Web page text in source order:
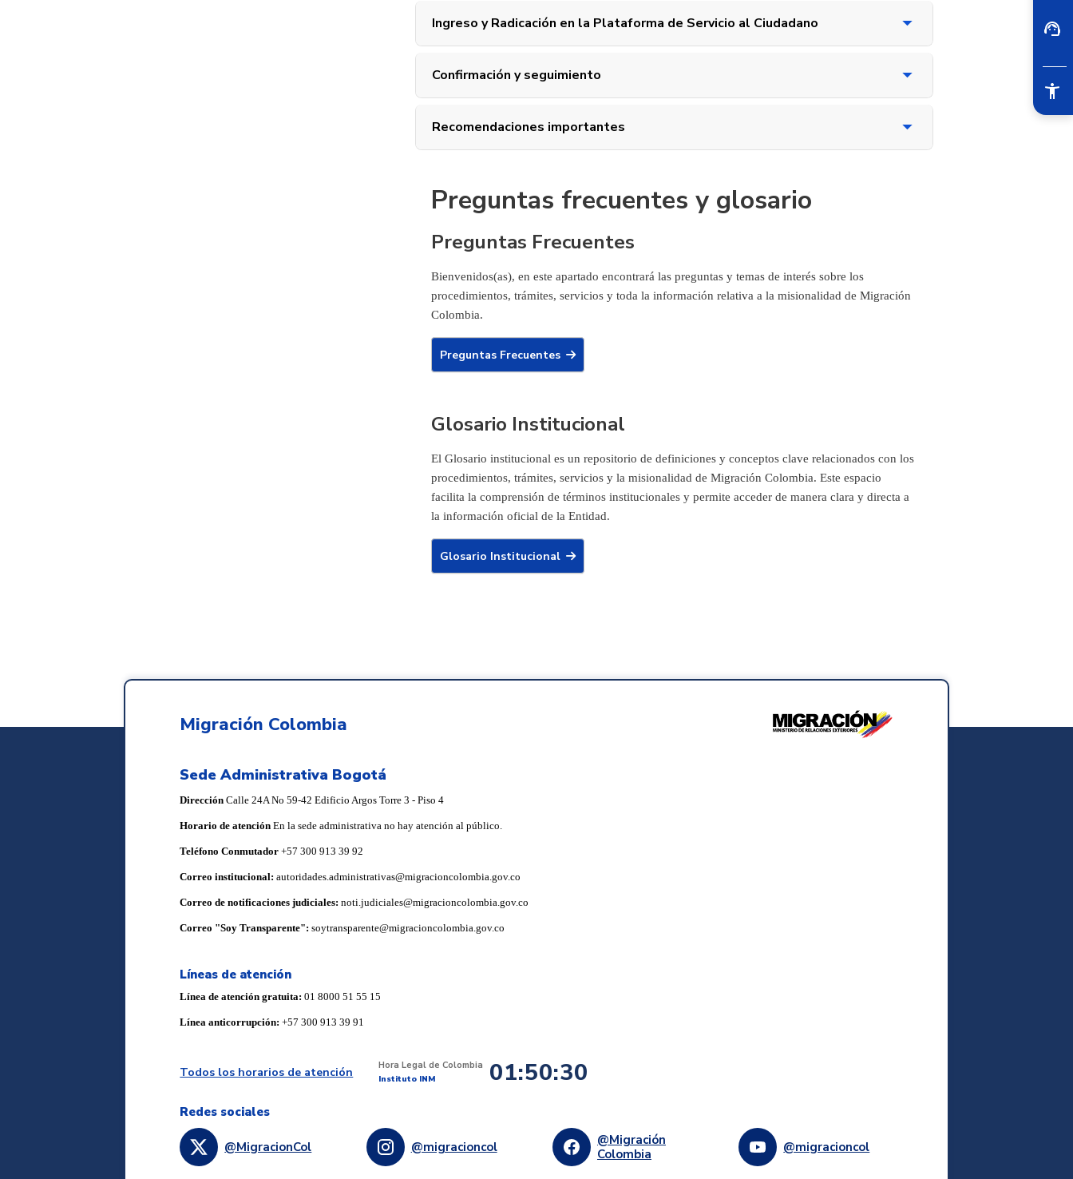
Ingreso y Radicación en la Plataforma de Servicio al Ciudadano
Confirmación y seguimiento
Recomendaciones importantes
Preguntas frecuentes y glosario
Preguntas Frecuentes
Bienvenidos(as), en este apartado encontrará las preguntas y temas de interés sobre los
procedimientos, trámites, servicios y toda la información relativa a la misionalidad de Migración
Colombia.
Preguntas Frecuentes
Glosario Institucional
El Glosario institucional es un repositorio de definiciones y conceptos clave relacionados con los
procedimientos, trámites, servicios y la misionalidad de Migración Colombia. Este espacio
facilita la comprensión de términos institucionales y permite acceder de manera clara y directa a
la información oficial de la Entidad.
Glosario Institucional
Migración Colombia
Sede Administrativa Bogotá
DirecciónCalle 24A No 59-42 Edificio Argos Torre 3 - Piso 4
Horario de atenciónEn la sede administrativa no hay atención al público.
Teléfono Conmutador+57 300 913 39 92
Correo institucional:autoridades.administrativas@migracioncolombia.gov.co
Correo de notificaciones judiciales:noti.judiciales@migracioncolombia.gov.co
Correo "Soy Transparente":soytransparente@migracioncolombia.gov.co
Líneas de atención
Línea de atención gratuita:01 8000 51 55 15
Línea anticorrupción:+57 300 913 39 91
Todos los horarios de atención Hora Legal de Colombia 01:50:31
Instituto INM
Redes sociales
@MigracionCol @migracioncol
@Migración
Colombia
@migracioncol